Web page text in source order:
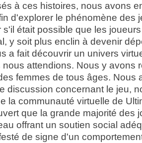
à ces histoires, nous avons
d'explorer le phénomène des
s'il était possible que les
y soit plus enclin à devenir
a fait découvrir un univers
attendions. Nous y avons
femmes de tous âges. Nous
discussion concernant le jeu,
la communauté virtuelle de
que la grande majorité des
offrant un soutien social
de signe d'un